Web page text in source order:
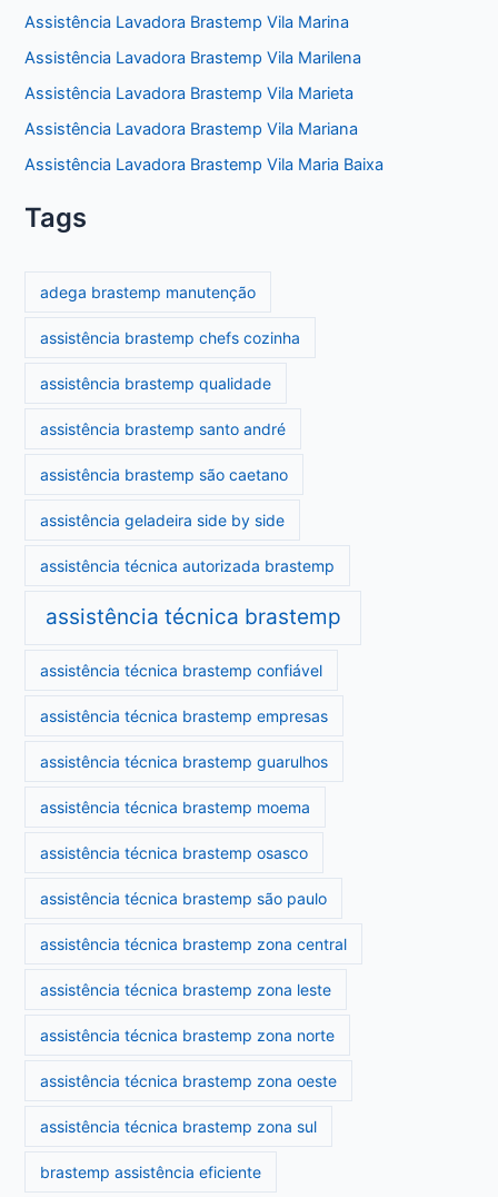
Assistência Lavadora Brastemp Vila Marina
Assistência Lavadora Brastemp Vila Marilena
Assistência Lavadora Brastemp Vila Marieta
Assistência Lavadora Brastemp Vila Mariana
Assistência Lavadora Brastemp Vila Maria Baixa
Tags
adega brastemp manutenção
assistência brastemp chefs cozinha
assistência brastemp qualidade
assistência brastemp santo andré
assistência brastemp são caetano
assistência geladeira side by side
assistência técnica autorizada brastemp
assistência técnica brastemp
assistência técnica brastemp confiável
assistência técnica brastemp empresas
assistência técnica brastemp guarulhos
assistência técnica brastemp moema
assistência técnica brastemp osasco
assistência técnica brastemp são paulo
assistência técnica brastemp zona central
assistência técnica brastemp zona leste
assistência técnica brastemp zona norte
assistência técnica brastemp zona oeste
assistência técnica brastemp zona sul
brastemp assistência eficiente